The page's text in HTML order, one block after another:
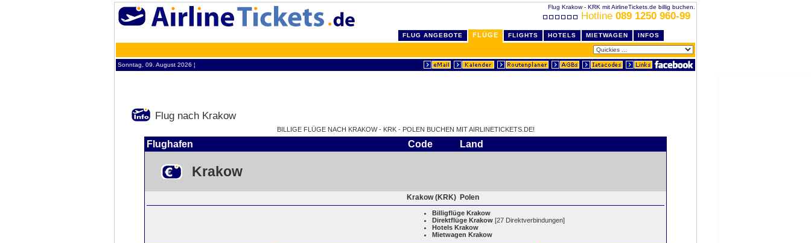
Flug Krakow - KRK mit AirlineTickets.de billig buchen.
Hotline 089 1250 960-99
FLUG ANGEBOTE FLÜGE FLIGHTS HOTELS MIETWAGEN INFOS
Sonntag, 09. August 2026 ¦
Flug nach Krakow
BILLIGE FLÜGE NACH KRAKOW - KRK - POLEN BUCHEN MIT AIRLINETICKETS.DE!
Flughafen Code Land
Krakow
Krakow (KRK) Polen
Billigflüge Krakow
Direktflüge Krakow [27 Direktverbindungen]
Hotels Krakow
Mietwagen Krakow